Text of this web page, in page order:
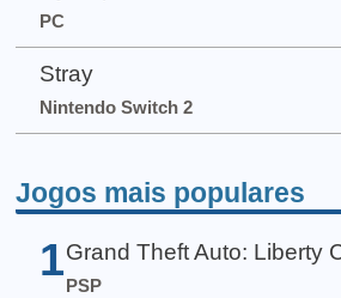
PC
Stray
Nintendo Switch 2
Jogos mais populares
1 Grand Theft Auto: Liberty
PSP